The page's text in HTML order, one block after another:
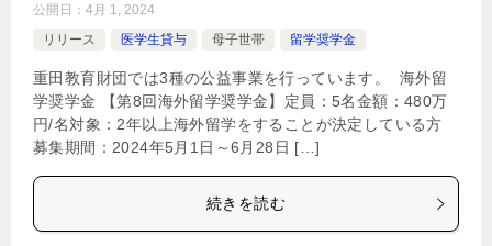
公開日： 4月 1, 2024
リリース
医学生貸与 母子世帯 留学奨学金
重田教育財団では3種の公益事業を行っています。 海外留
学奨学金 【第8回海外留学奨学金】定員：5名金額：480万
円/名対象：2年以上海外留学をすることが決定している方
募集期間：2024年5月1日～6月28日 […]
続きを読む